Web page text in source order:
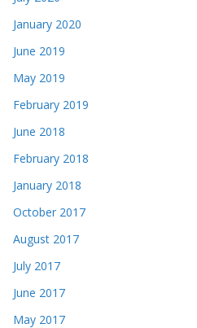
January 2020
June 2019
May 2019
February 2019
June 2018
February 2018
January 2018
October 2017
August 2017
July 2017
June 2017
May 2017